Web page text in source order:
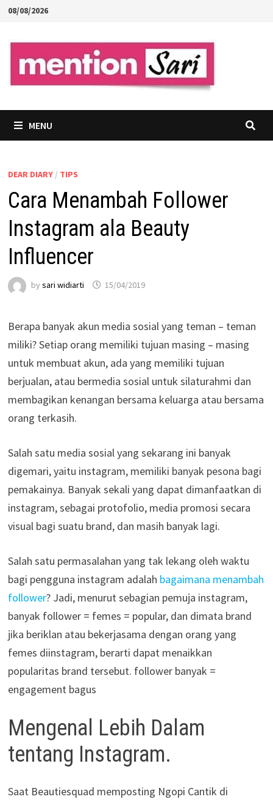
Skip
content
08/08/2026
MENU
DEAR DIARY/ TIPS
Cara Menambah Follower
Instagram ala Beauty
Influencer
by sari widiarti 15/04/2019
Berapa banyak akun media sosial yang teman – teman
miliki? Setiap orang memiliki tujuan masing – masing
untuk membuat akun, ada yang memiliki tujuan
berjualan, atau bermedia sosial untuk silaturahmi dan
membagikan kenangan bersama keluarga atau bersama
orang terkasih.
Salah satu media sosial yang sekarang ini banyak
digemari, yaitu instagram, memiliki banyak pesona bagi
pemakainya. Banyak sekali yang dapat dimanfaatkan di
instagram, sebagai protofolio, media promosi secara
visual bagi suatu brand, dan masih banyak lagi.
Salah satu permasalahan yang tak lekang oleh waktu
bagi pengguna instagram adalah bagaimana menambah
follower? Jadi, menurut sebagian pemuja instagram,
banyak follower = femes = popular, dan dimata brand
jika beriklan atau bekerjasama dengan orang yang
femes diinstagram, berarti dapat menaikkan
popularitas brand tersebut. follower banyak =
engagement bagus
Mengenal Lebih Dalam
tentang Instagram.
Saat Beautiesquad memposting Ngopi Cantik di